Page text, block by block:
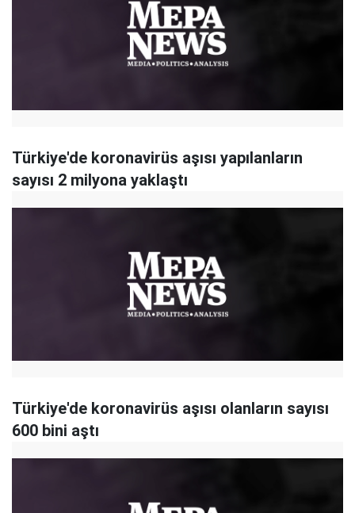
Türkiye'de koronavirüs aşısı yapılanların
sayısı 2 milyona yaklaştı
Türkiye'de koronavirüs aşısı olanların sayısı
600 bini aştı